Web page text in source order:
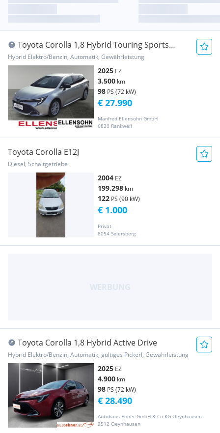
Toyota Corolla 1,8 Hybrid Touring Sports
Active Drive
Hybrid Elektro/Benzin, Automatik, Gewährleistung
2025 EZ
3.500 km
98 PS (72 kW)
Manfred Ellensohn GmbH
6830 Rankweil
€ 27.990
Toyota Corolla E12J
Diesel, Schaltgetriebe
2004 EZ
199.298 km
122 PS (90 kW)
Privat
8054 Seiersberg
€ 1.000
Toyota Corolla 1,8 Hybrid Active Drive
Hybrid Elektro/Benzin, Automatik, gültiges Pickerl, Gewährleistung
2025 EZ
4.900 km
98 PS (72 kW)
Autohaus Ebner GmbH & Co KG Oeynhausen
2512 Oeynhausen
€ 28.490